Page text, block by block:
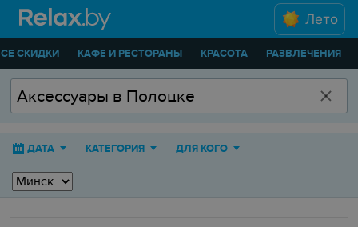
Лето
СКИДКИ КАФЕ И РЕСТОРАНЫ КРАСОТА РАЗВЛЕЧЕНИЯ
ДАТА КАТЕГОРИЯ ДЛЯ КОГО